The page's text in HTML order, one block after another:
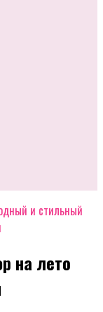
и стильный
на лето